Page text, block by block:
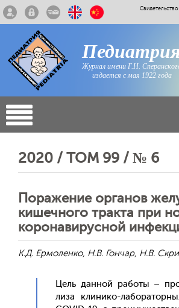
Журнал имени Г.Н.
издается с мая 1922 года
2020 / ТОМ 99 / № 6
Поражение органов
кишечного тракта при
коронавирусной
К.Д. Ермоленко, Н.В. Гончар, Н.В.
Цель дан­ной ра­боты –
лиза кли­нико-